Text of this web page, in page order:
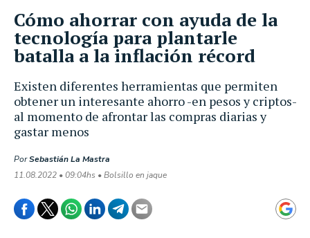
Existen diferentes herramientas que permiten
obtener un interesante ahorro -en pesos y criptos-
al momento de afrontar las compras diarias y
gastar menos
PorSebastián La Mastra
11.08.2022 • 09:04hs • Bolsillo en jaque
Cómo ahorrar con ayuda de la
tecnología para plantarle
batalla a la inflación récord